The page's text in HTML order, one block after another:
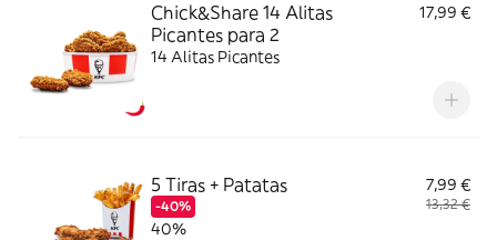
Chick&Share 14 Alitas
Picantes para 2
17,99 €
14 Alitas Picantes
5 Tiras + Patatas
-40%
7,99 €
13,32 €
40%